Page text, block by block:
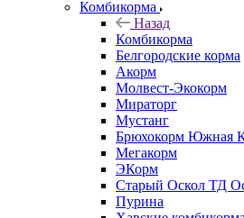
Комбикорма
Назад
Комбикорма
Белгородские корма
Акорм
Молвест-Экокорм
Мираторг
Мустанг
Брюхокорм Южная
Мегакорм
ЭКорм
Старый Оскол ТД
Пурина